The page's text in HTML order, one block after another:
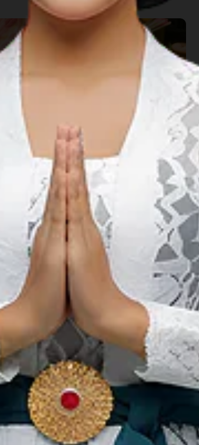
Die Beliebtesten
Alternativen Heilmethoden
in Indonesien
Unsere Websites